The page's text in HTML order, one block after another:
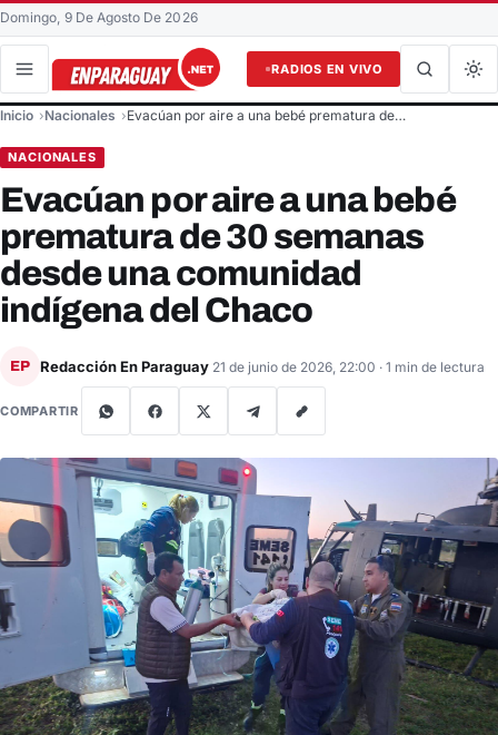
Domingo, 9 De Agosto De 2026
RADIOS EN VIVO
Buscar en el sitio
Inicio Nacionales Evacúan por aire a una bebé prematura de…
NACIONALES
Evacúan por aire a una bebé
prematura de 30 semanas
desde una comunidad
indígena del Chaco
EP Redacción En Paraguay 21 de junio de 2026, 22:00 · 1 min de lectura
COMPARTIR